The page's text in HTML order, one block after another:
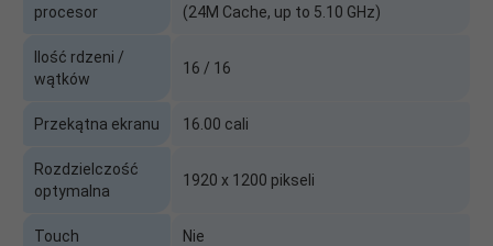
procesor
(24M Cache, up to 5.10 GHz)
Ilość rdzeni /
wątków
16 / 16
Przekątna ekranu 16.00 cali
Rozdzielczość
optymalna
1920 x 1200 pikseli
Touch Nie